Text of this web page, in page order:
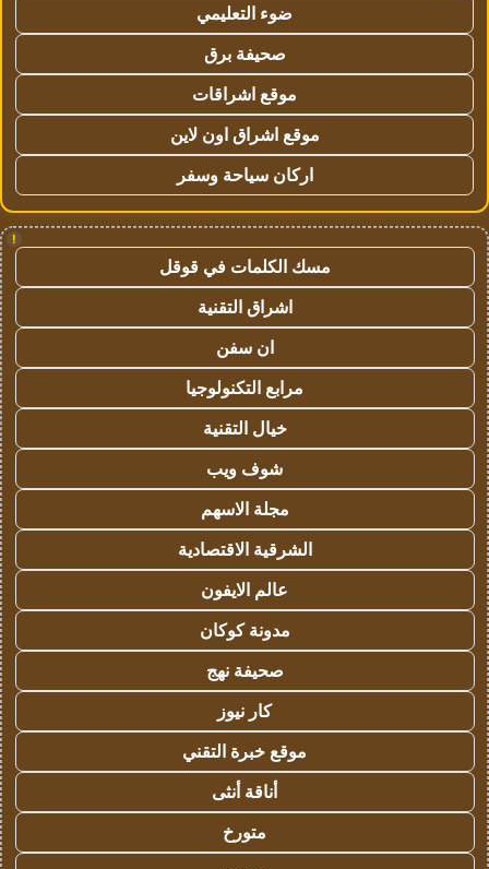
ضوء التعليمي
صحيفة برق
موقع اشراقات
موقع اشراق اون لاين
اركان سياحة وسفر
!
مسك الكلمات في قوقل
اشراق التقنية
ان سفن
مرابع التكنولوجيا
خيال التقنية
شوف ويب
مجلة الاسهم
الشرقية الاقتصادية
عالم الايفون
مدونة كوكان
صحيفة نهج
كار نيوز
موقع خبرة التقني
أناقة أنثى
متورخ